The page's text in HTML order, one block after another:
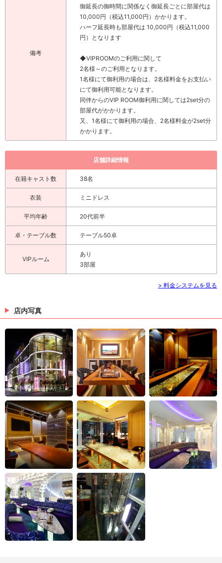
備考
御延長の御時間に関係なく御延長ごとに部屋代は
10,000円（税込11,000円）かかります。
ハーフ延長時も部屋代は 10,000円（税込11,000
円）となります
◆VIPROOMのご利用に関して
2名様～のご利用となります。
1名様にて御利用の場合は、2名様料金をお支払い
にて御利用可能となります。
同伴からのVIP ROOM御利用に関しては2set分の
部屋代がかかります。
又、1名様にて御利用の場合、2名様料金が2set分
かかります。
店舗詳細情報
在籍キャスト数 38名
衣装 ミニドレス
平均年齢 20代前半
卓・テーブル数 テーブル50卓
VIPルーム
あり
3部屋
> 料金システムを見る
店内写真